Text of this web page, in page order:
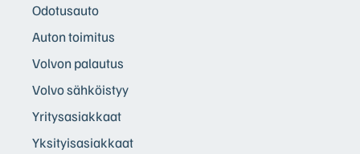
Odotusauto
Auton toimitus
Volvon palautus
Volvo sähköistyy
Yritysasiakkaat
Yksityisasiakkaat